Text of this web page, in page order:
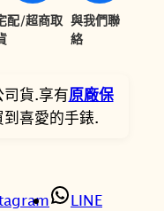
1
0
。
配/超商取 與我們聯
絡
貨.享有原廠保
喜愛的手錶.
LINE